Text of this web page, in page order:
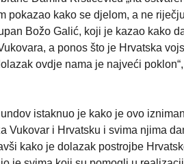
pokazao kako se djelom, a ne
Božo Galić, koji je kazao kako
a ponos što je Hrvatska
ovdje nama je najveći
istaknuo je kako je ovo
Vukovar i Hrvatsku i svima njima
kako je dolazak postrojbe